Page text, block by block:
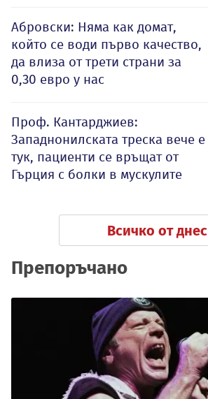
Абровски: Няма как домат,
който се води първо качество,
да влиза от трети страни за
0,30 евро у нас
Проф. Кантарджиев:
Западнонилската треска вече е
тук, пациенти се връщат от
Гърция с болки в мускулите
Всичко от днес
Препоръчано